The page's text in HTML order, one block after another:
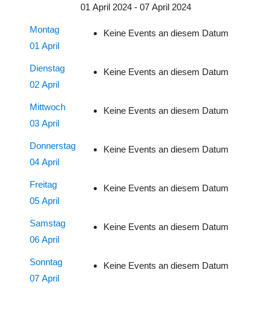
01 April 2024 - 07 April 2024
Montag
01 April
Keine Events an diesem Datum
Dienstag
02 April
Keine Events an diesem Datum
Mittwoch
03 April
Keine Events an diesem Datum
Donnerstag
04 April
Keine Events an diesem Datum
Freitag
05 April
Keine Events an diesem Datum
Samstag
06 April
Keine Events an diesem Datum
Sonntag
07 April
Keine Events an diesem Datum